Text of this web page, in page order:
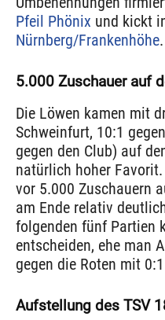
Pfeil Phönix und kickt
Nürnberg/Frankenhöhe.
5.000 Zuschauer auf
Die Löwen kamen mit
Schweinfurt, 10:1
gegen den Club) auf
natürlich hoher
vor 5.000 Zuschauern
am Ende relativ
folgenden fünf Partien
entscheiden, ehe man
gegen die Roten mit
Aufstellung des TSV